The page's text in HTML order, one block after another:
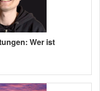
Wer ist